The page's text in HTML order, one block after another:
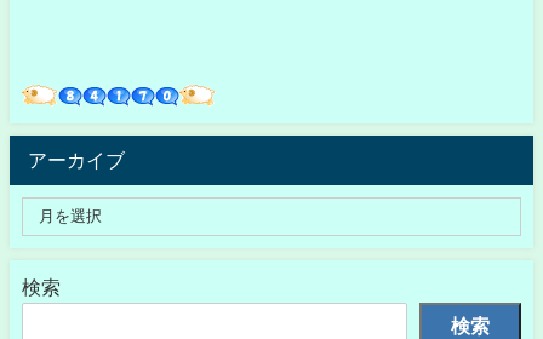
アーカイブ
検索
検索